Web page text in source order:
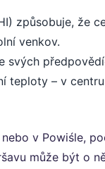
způsobuje, že
venkov.
svých
teploty – v
v Powiśle,
může být o